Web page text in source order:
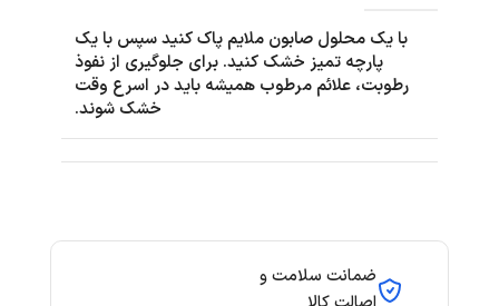
ضمانت سلامت و
با یک محلول صابون ملایم پاک کنید سپس با یک
پارچه تمیز خشک کنید. برای جلوگیری از نفوذ
رطوبت، علائم مرطوب همیشه باید در اسرع وقت
خشک شوند.